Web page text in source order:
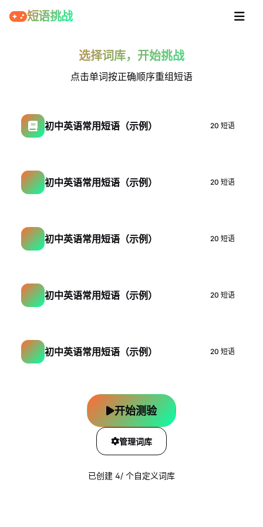
短语挑战
选择词库，开始挑战
点击单词按正确顺序重组短语
初中英语常用短语（示例） 20 短语
初中英语常用短语（示例） 20 短语
初中英语常用短语（示例） 20 短语
初中英语常用短语（示例） 20 短语
初中英语常用短语（示例） 20 短语
开始测验
管理词库
已创建 4/ 个自定义词库